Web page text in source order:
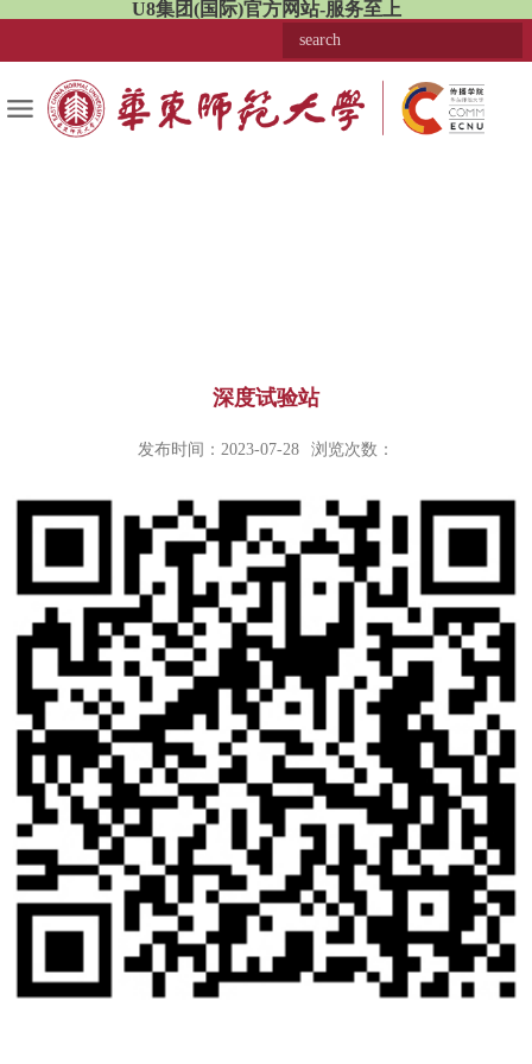
U8集团(国际)官方网站-服务至上
深度试验站
发布时间：2023-07-28 浏览次数：